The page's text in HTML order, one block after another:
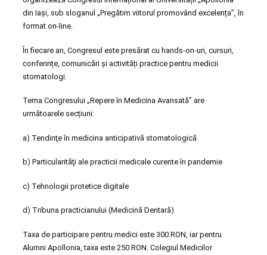
din Iași, sub sloganul „Pregătim viitorul promovând excelența”, în
format on-line.
În fiecare an, Congresul este presărat cu hands-on-uri, cursuri,
conferințe, comunicări și activități practice pentru medicii
stomatologi.
Tema Congresului „Repere în Medicina Avansată” are
următoarele secțiuni:
a) Tendinţe în medicina anticipativă stomatologică
b) Particularităţi ale practicii medicale curente în pandemie
c) Tehnologii protetice digitale
d) Tribuna practicianului (Medicină Dentară)
Taxa de participare pentru medici este 300 RON, iar pentru
Alumni Apollonia, taxa este 250 RON. Colegiul Medicilor